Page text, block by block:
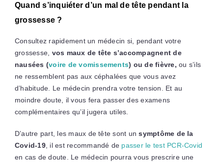
Quand s’inquiéter d’un mal de tête pendant la
grossesse ?
Consultez rapidement un médecin si, pendant votre
grossesse, vos maux de tête s’accompagnent de
nausées (voire de vomissements) ou de fièvre, ou s’ils
ne ressemblent pas aux céphalées que vous avez
d’habitude. Le médecin prendra votre tension. Et au
moindre doute, il vous fera passer des examens
complémentaires qu’il jugera utiles.
D’autre part, les maux de tête sont unsymptôme de la
Covid-19, il est recommandé de passer le test PCR-Covid
en cas de doute. Le médecin pourra vous prescrire une